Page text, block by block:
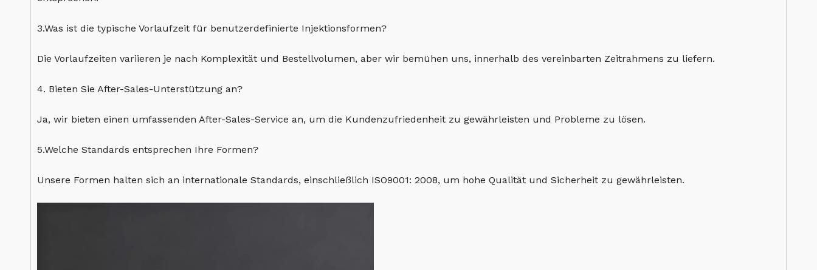
3.Was ist die typische Vorlaufzeit für benutzerdefinierte Injektionsformen?
Die Vorlaufzeiten variieren je nach Komplexität und Bestellvolumen, aber wir bemühen uns, innerhalb des vereinbarten Zeitrahmens zu liefern.
4. Bieten Sie After-Sales-Unterstützung an?
Ja, wir bieten einen umfassenden After-Sales-Service an, um die Kundenzufriedenheit zu gewährleisten und Probleme zu lösen.
5.Welche Standards entsprechen Ihre Formen?
Unsere Formen halten sich an internationale Standards, einschließlich ISO9001: 2008, um hohe Qualität und Sicherheit zu gewährleisten.